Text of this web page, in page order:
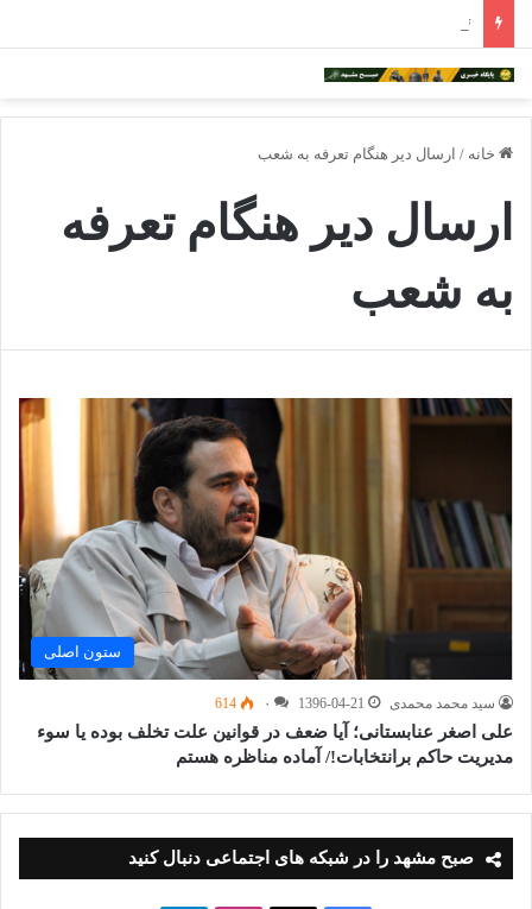
تعطیلی ۳۰۰ رستوران در مشهد؛ ۲ هزار نفر بیکار شدند
خانه / ارسال دیر هنگام تعرفه به شعب
ارسال دیر هنگام تعرفه
به شعب
ستون اصلی
سید محمد محمدی 1396-04-21 ۰ 614
علی اصغر عنابستانى؛ آیا ضعف در قوانین علت تخلف بوده یا سوء
مدیریت حاکم برانتخابات!/ آماده مناظره هستم
صبح مشهد را در شبکه های اجتماعی دنبال کنید